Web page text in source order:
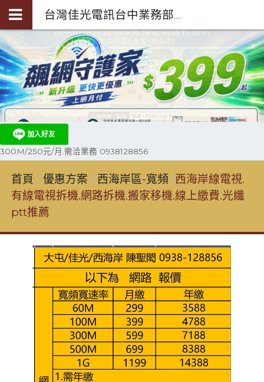
台灣佳光電訊台中業務部陳聖閎-第四台光纖裝機0938-128-856
300M/250元/月.需洽業務 0938128856
首頁 優惠方案 西海岸區-寬頻 西海岸線電視.
有線電視拆機.網路拆機.搬家移機.線上繳費.光纖
ptt推薦